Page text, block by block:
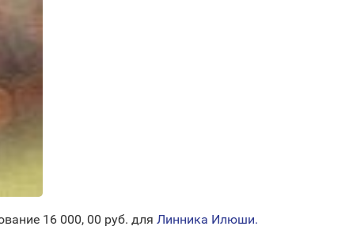
16 000, 00 руб. для Линника Илюши.